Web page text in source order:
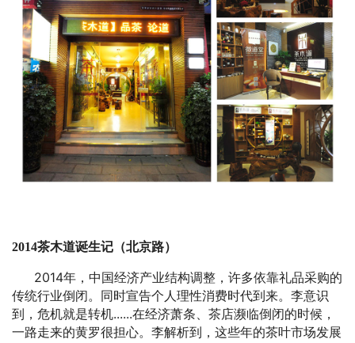
2014茶木道诞生记（北京路）
2014年，中国经济产业结构调整，许多依靠礼品采购的
传统行业倒闭。同时宣告个人理性消费时代到来。李意识
到，危机就是转机......在经济萧条、茶店濒临倒闭的时候，
一路走来的黄罗很担心。李解析到，这些年的茶叶市场发展